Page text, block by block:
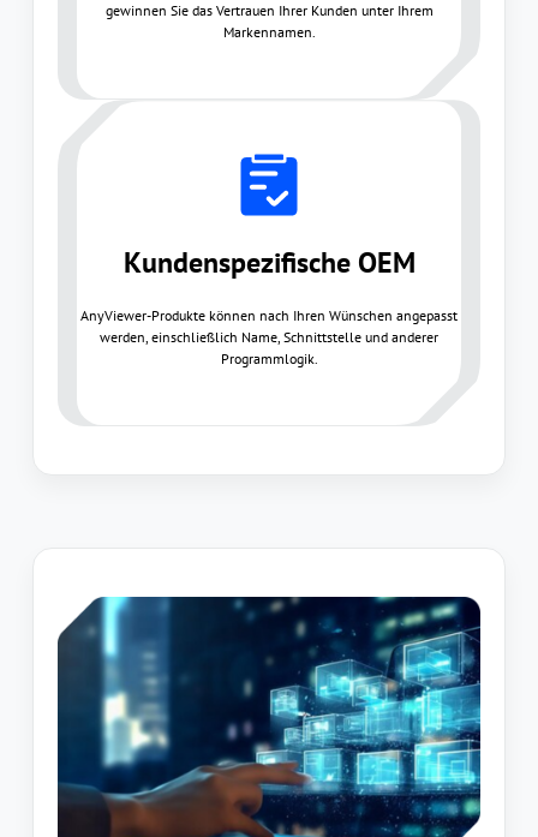
gewinnen Sie das Vertrauen Ihrer Kunden unter Ihrem
Markennamen.
Kundenspezifische OEM
AnyViewer-Produkte können nach Ihren Wünschen angepasst
werden, einschließlich Name, Schnittstelle und anderer
Programmlogik.